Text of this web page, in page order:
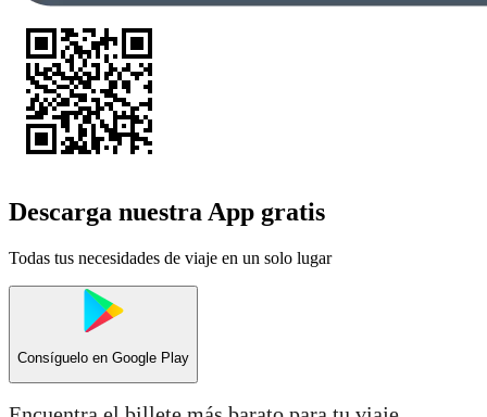
Descarga nuestra App gratis
Todas tus necesidades de viaje en un solo lugar
Consíguelo en Google Play